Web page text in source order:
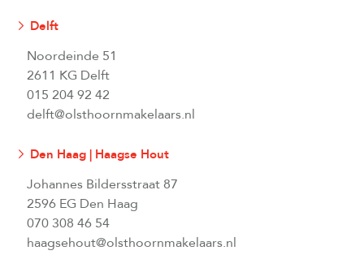
Delft
Noordeinde 51
2611 KG Delft
015 204 92 42
delft@olsthoornmakelaars.nl
Den Haag | Haagse Hout
Johannes Bildersstraat 87
2596 EG Den Haag
070 308 46 54
haagsehout@olsthoornmakelaars.nl